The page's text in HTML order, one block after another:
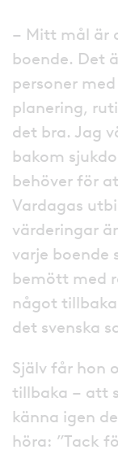
– Mitt mål är
boende. Det
personer
planering,
det bra. Jag
bakom
behöver för
Vardagas
värderingar
varje boende
bemött med
något
det svenska
Själv får hon
tillbaka – att
känna igen
höra: ”Tack